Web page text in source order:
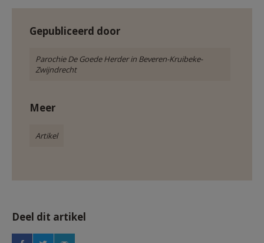
Gepubliceerd door
Parochie De Goede Herder in Beveren-Kruibeke-
Zwijndrecht
Meer
Artikel
Deel dit artikel